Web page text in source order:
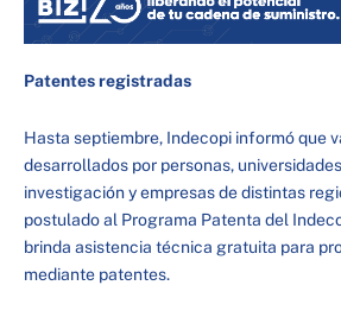
Patentesregistradas
Hasta septiembre, Indecopi informó que
desarrollados por personas,
investigación y empresas de distintas
postulado al Programa Patenta del
brinda asistencia técnica gratuita para
mediante patentes.